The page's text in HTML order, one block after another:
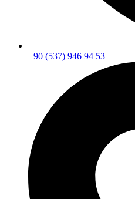
+90 (537) 946 94 53